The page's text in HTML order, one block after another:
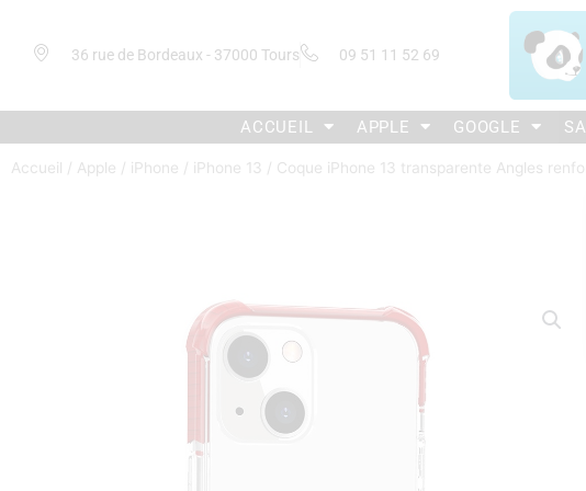
36 rue de Bordeaux - 37000 Tours 09 51 11 52 69
ACCUEIL APPLE GOOGLE
Accueil / Apple / iPhone / iPhone 13 / Coque iPhone 13 transparente Angles